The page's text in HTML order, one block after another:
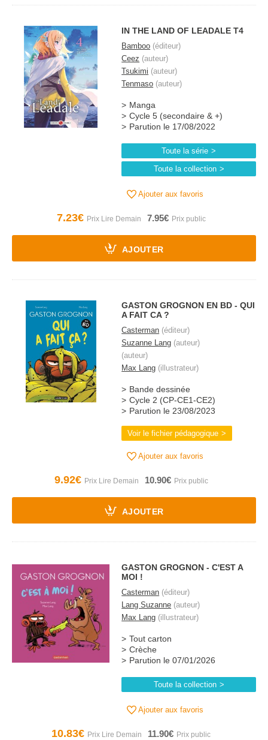
IN THE LAND OF LEADALE T4
Bamboo (éditeur)
Ceez (auteur)
Tsukimi (auteur)
Tenmaso (auteur)
Manga
Cycle 5 (secondaire & +)
Parution le 17/08/2022
Toute la série
Toute la collection
Ajouter aux favoris
7.23€ 7.95€
AJOUTER
GASTON GROGNON EN BD - QUI
A FAIT CA ?
Casterman (éditeur)
Suzanne Lang (auteur)
(auteur)
Max Lang (illustrateur)
Bande dessinée
Cycle 2 (CP-CE1-CE2)
Parution le 23/08/2023
Voir le fichier pédagogique
Ajouter aux favoris
9.92€ 10.90€
AJOUTER
GASTON GROGNON - C'EST A
MOI !
Casterman (éditeur)
Lang Suzanne (auteur)
Max Lang (illustrateur)
Tout carton
Crèche
Parution le 07/01/2026
Toute la collection
Ajouter aux favoris
10.83€ 11.90€